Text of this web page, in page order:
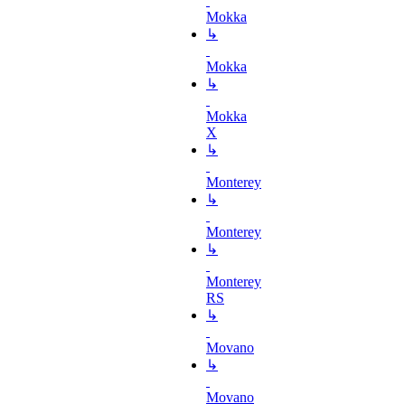
Mokka
↳
Mokka
↳
Mokka
X
↳
Monterey
↳
Monterey
↳
Monterey
RS
↳
Movano
↳
Movano